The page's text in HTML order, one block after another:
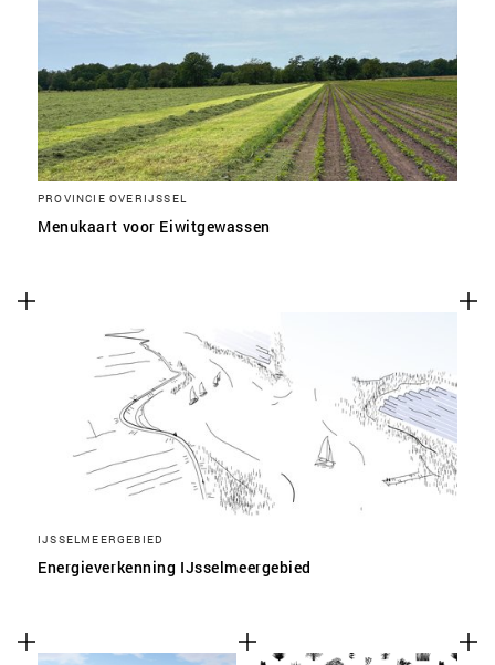
PROVINCIE OVERIJSSEL
Menukaart voor Eiwitgewassen
IJSSELMEERGEBIED
Energieverkenning IJsselmeergebied